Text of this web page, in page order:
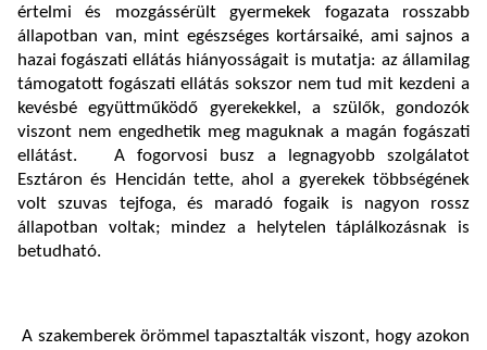
értelmi és mozgássérült gyermekek fogazata rosszabb
állapotban van, mint egészséges kortársaiké, ami sajnos a
hazai fogászati ellátás hiányosságait is mutatja: az államilag
támogatott fogászati ellátás sokszor nem tud mit kezdeni a
kevésbé együttműködő gyerekekkel, a szülők, gondozók
viszont nem engedhetik meg maguknak a magán fogászati
ellátást. A fogorvosi busz a legnagyobb szolgálatot
Esztáron és Hencidán tette, ahol a gyerekek többségének
volt szuvas tejfoga, és maradó fogaik is nagyon rossz
állapotban voltak; mindez a helytelen táplálkozásnak is
betudható.
A szakemberek örömmel tapasztalták viszont, hogy azokon